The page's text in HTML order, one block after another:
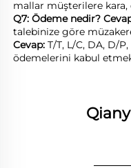
Q7: Ödeme nedir?
talebinize göre
Cevap: T/T, L/C, DA, D/
ödemelerini kabul